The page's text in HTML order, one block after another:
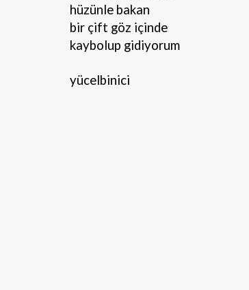
hüzünle bakan
bir çift göz içinde
kaybolup gidiyorum
yücelbinici